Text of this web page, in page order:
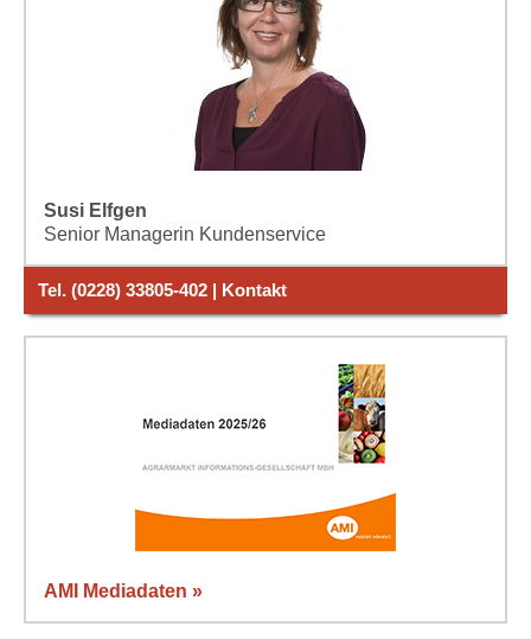
Susi Elfgen
Senior Managerin Kundenservice
Tel. (0228) 33805-402 | Kontakt
AMI Mediadaten »